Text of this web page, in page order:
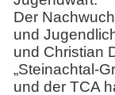
Der
und
und Christian
„Steinachtal-
und der TCA